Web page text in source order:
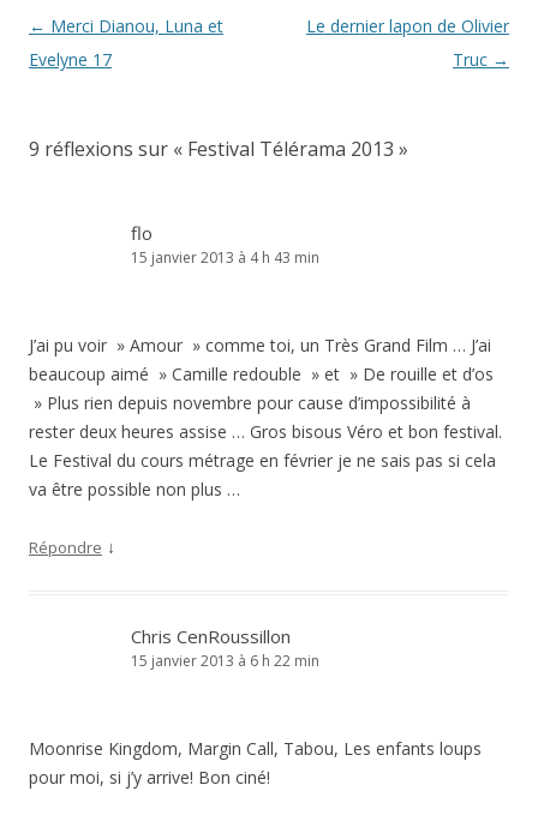
Navigation
des
← Merci Dianou, Luna et
Evelyne 17
Le dernier lapon de Olivier
Truc →
9 réflexions sur « Festival Télérama 2013 »
flo
15 janvier 2013 à 4 h 43 min
J’ai pu voir » Amour » comme toi, un Très Grand Film … J’ai
beaucoup aimé » Camille redouble » et » De rouille et d’os
» Plus rien depuis novembre pour cause d’impossibilité à
rester deux heures assise … Gros bisous Véro et bon festival.
Le Festival du cours métrage en février je ne sais pas si cela
va être possible non plus …
Répondre ↓
Chris CenRoussillon
15 janvier 2013 à 6 h 22 min
Moonrise Kingdom, Margin Call, Tabou, Les enfants loups
pour moi, si j’y arrive! Bon ciné!